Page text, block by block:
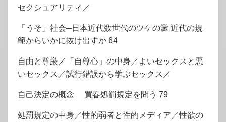
セクシュアリティ／
「うそ」社会─日本近代数世代のツケの澱 近代の規
範からいかに抜け出すか 64
自由と尊厳／「自尊心」の中身／よいセックスと悪
いセックス／試行錯誤から学ぶセックス／
自己決定の概念 買春処罰規定を問う 79
処罰規定の中身／性的弱者と性的メディア／性欲の